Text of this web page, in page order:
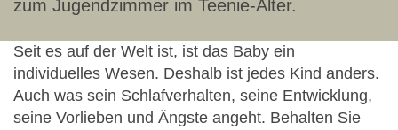
zum Jugendzimmer im Teenie-Alter.
Seit es auf der Welt ist, ist das Baby ein
individuelles Wesen. Deshalb ist jedes Kind anders.
Auch was sein Schlafverhalten, seine Entwicklung,
seine Vorlieben und Ängste angeht. Behalten Sie